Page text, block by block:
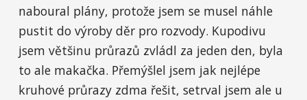
naboural plány, protože jsem se musel náhle
pustit do výroby děr pro rozvody. Kupodivu
jsem většinu průrazů zvládl za jeden den, byla
to ale makačka. Přemýšlel jsem jak nejlépe
kruhové průrazy zdma řešit, setrval jsem ale u